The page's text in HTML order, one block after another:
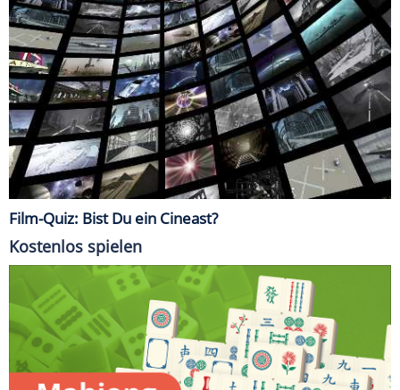
Film-Quiz: Bist Du ein Cineast?
Kostenlos spielen